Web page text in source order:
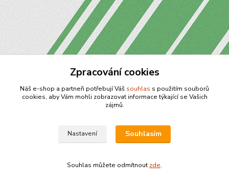
Zpracování cookies
Náš e-shop a partneři potřebují Váš souhlas s použitím souborů
cookies, aby Vám mohli zobrazovat informace týkající se Vašich
zájmů.
Nastavení Souhlasím
Souhlas můžete odmítnout zde.